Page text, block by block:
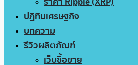
ปฏิทินเศรษฐกิจ
บทความ
รีวิวผลิตภัณฑ์
เว็บซื้อขาย